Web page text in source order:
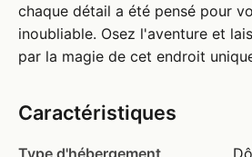
chaque détail a été pensé pour
inoubliable. Osez l'aventure et
par la magie de cet endroit
Caractéristiques
Type d'hébergement